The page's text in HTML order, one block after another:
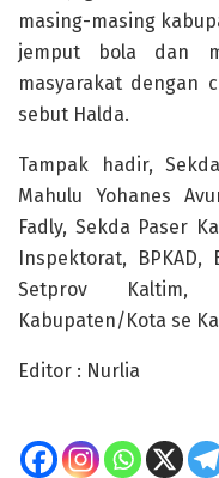
masing-masing
jemput bola dan
masyarakat dengan
sebut Halda.
Tampak hadir,
Mahulu Yohanes
Fadly, Sekda Paser
Inspektorat,
Setprov Kaltim,
Kabupaten/Kota se
Editor : Nurlia